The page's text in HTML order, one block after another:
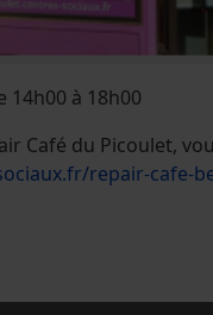
14h00 à 18h00
Café du Picoulet,
repair-cafe-